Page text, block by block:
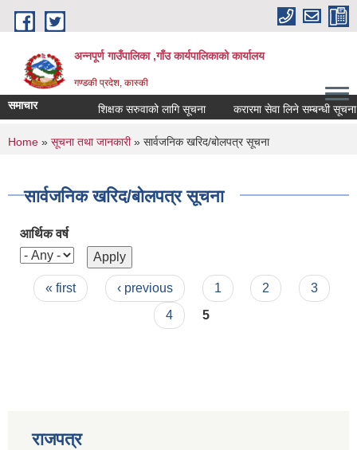
Skip to main content
अन्नपूर्ण गाउँपालिका ,गाँउ कार्यपालिकाको कार्यालय
गण्डकी प्रदेश, कास्की
समाचार शिक्षक सरुवाको लागि सूचना करारमा सेवा लिने सम्बन्धी सूचना ।
You are here
Home » सूचना तथा जानकारी» सार्वजनिक खरिद/बोलपत्र सूचना
सार्वजनिक खरिद/बोलपत्र सूचना
आर्थिक वर्ष
Pages
« first ‹ previous 1 2
3
4
5
राजपत्र